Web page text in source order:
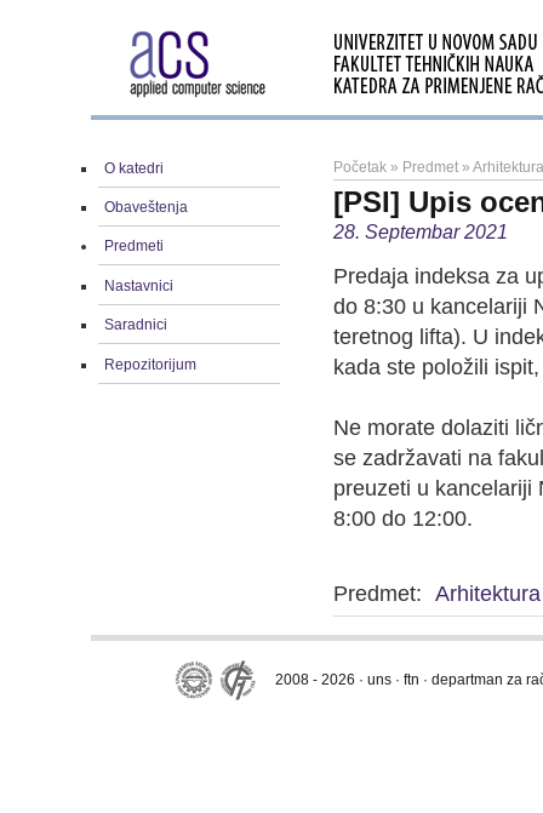
O katedri
Obaveštenja
Predmeti
Nastavnici
Saradnici
Repozitorijum
Početak » Predmet »
[PSI] Upis
28. Septembar 2021
Predaja indeksa za
do 8:30 u kancelariji
teretnog lifta). U
kada ste položili
Ne morate dolaziti
se zadržavati na
preuzeti u kancelariji
8:00 do 12:00.
Predmet:
2008 - 2026 · uns · ftn · departman za